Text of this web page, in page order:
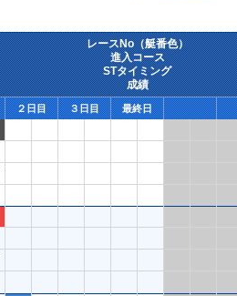
レースNo（艇番色）
進入コース
STタイミング
成績
２日目 ３日目 最終日